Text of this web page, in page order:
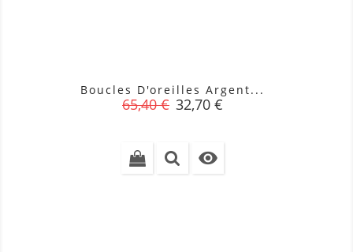
Boucles D'oreilles Argent...
Prix
65,40 € Prix
32,70 €
